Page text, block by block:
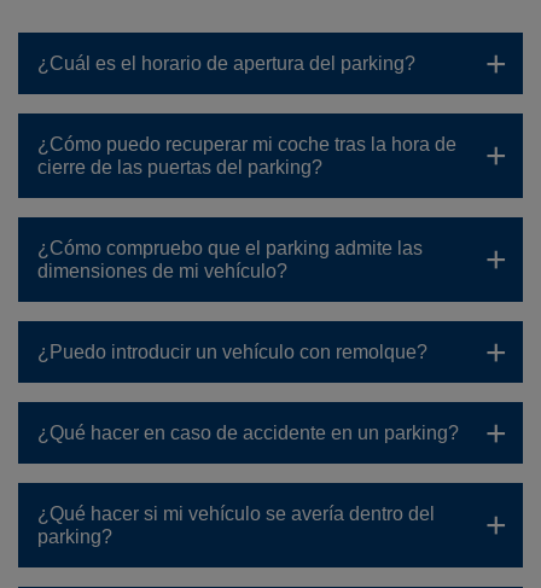
¿Cuál es el horario de apertura del parking?
¿Cómo puedo recuperar mi coche tras la hora de
cierre de las puertas del parking?
¿Cómo compruebo que el parking admite las
dimensiones de mi vehículo?
¿Puedo introducir un vehículo con remolque?
¿Qué hacer en caso de accidente en un parking?
¿Qué hacer si mi vehículo se avería dentro del
parking?